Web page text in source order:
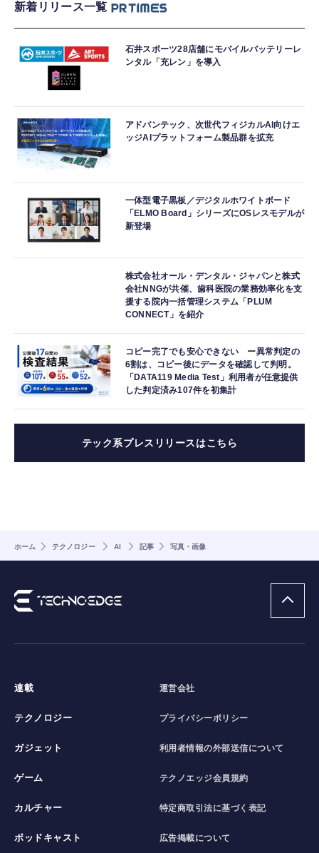
新着リリース一覧
石井スポーツ28店舗にモバイルバッテリーレ
ンタル「充レン」を導入
アドバンテック、次世代フィジカルAI向けエ
ッジAIプラットフォーム製品群を拡充
一体型電子黒板／デジタルホワイトボード
「ELMO Board」シリーズにOSレスモデルが
新登場
株式会社オール・デンタル・ジャパンと株式
会社NNGが共催、歯科医院の業務効率化を支
援する院内一括管理システム「PLUM
CONNECT」を紹介
コピー完了でも安心できない ー異常判定の
6割は、コピー後にデータを確認して判明。
「DATA119 Media Test」利用者が任意提供
した判定済み107件を初集計
テック系プレスリリースはこちら
ホーム テクノロジー AI 記事 写真・画像
連載
テクノロジー
ガジェット
ゲーム
カルチャー
ポッドキャスト
運営会社
プライバシーポリシー
利用者情報の外部送信について
テクノエッジ会員規約
特定商取引法に基づく表記
広告掲載について